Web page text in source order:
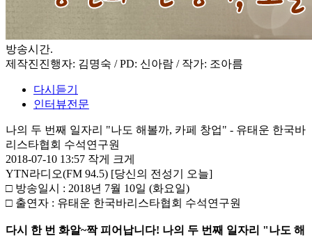
방송시간.
제작진진행자: 김명숙 / PD: 신아람 / 작가: 조아름
다시듣기
인터뷰전문
나의 두 번째 일자리 "나도 해볼까, 카페 창업" - 유태운 한국바
리스타협회 수석연구원
2018-07-10 13:57 작게
크게
YTN라디오(FM 94.5) [당신의 전성기 오늘]
□ 방송일시 : 2018년 7월 10일 (화요일)
□ 출연자 : 유태운 한국바리스타협회 수석연구원
다시 한 번 화알~짝 피어납니다! 나의 두 번째 일자리 "나도 해